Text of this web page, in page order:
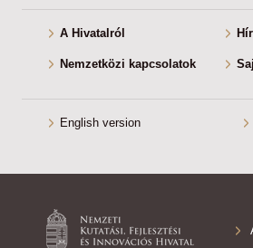
A Hivatalról
Nemzetközi kapcsolatok
English version